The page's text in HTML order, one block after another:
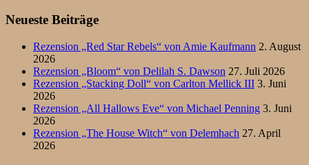
Neueste Beiträge
Rezension „Red Star Rebels“ von Amie Kaufmann 2. August
2026
Rezension „Bloom“ von Delilah S. Dawson 27. Juli 2026
Rezension „Stacking Doll“ von Carlton Mellick III 3. Juni
2026
Rezension „All Hallows Eve“ von Michael Penning 3. Juni
2026
Rezension „The House Witch“ von Delemhach 27. April
2026